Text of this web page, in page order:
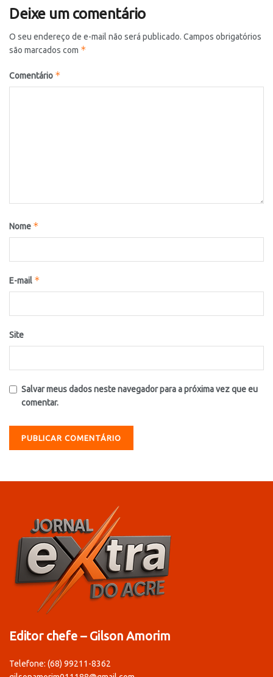
Deixe um comentário
O seu endereço de e-mail não será publicado. Campos obrigatórios
são marcados com *
Comentário *
Nome *
E-mail *
Site
Salvar meus dados neste navegador para a próxima vez que eu
comentar.
Editor chefe – Gilson Amorim
Telefone: (68) 99211-8362